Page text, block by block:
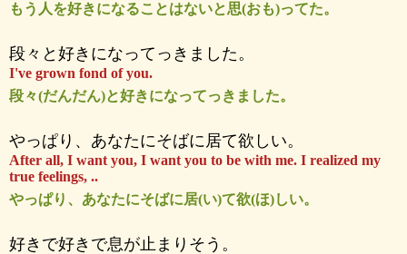
もう人を好きになることはないと思(おも)ってた。
段々と好きになってっきました。
I've grown fond of you.
段々(だんだん)と好きになってっきました。
やっぱり、あなたにそばに居て欲しい。
After all, I want you, I want you to be with me. I realized my
true feelings, ..
やっぱり、あなたにそばに居(い)て欲(ほ)しい。
好きで好きで息が止まりそう。